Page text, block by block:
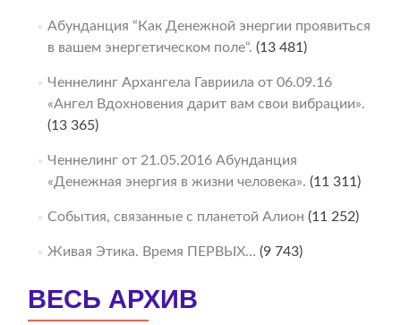
Абунданция “Как Денежной энергии проявиться
в вашем энергетическом поле“. (13 481)
Ченнелинг Архангела Гавриила от 06.09.16
«Ангел Вдохновения дарит вам свои вибрации».
(13 365)
Ченнелинг от 21.05.2016 Абунданция
«Денежная энергия в жизни человека». (11 311)
События, связанные с планетой Алион (11 252)
Живая Этика. Время ПЕРВЫХ… (9 743)
ВЕСЬ АРХИВ